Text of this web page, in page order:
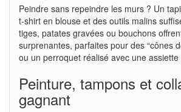
Peindre sans repeindre les murs ? Un
t-shirt en blouse et des outils malins
tiges, patates gravées ou bouchons
surprenantes, parfaites pour des “cônes
ou un perroquet réalisé avec une assiette
Peinture, tampons et
gagnant